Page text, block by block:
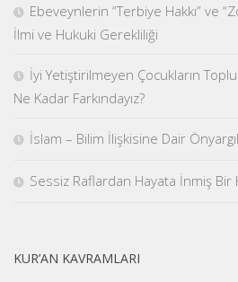
Ebeveynlerin “Terbiye Hakkı” ve
İlmi ve Hukuki Gerekliliği
İyi Yetiştirilmeyen Çocukların
Ne Kadar Farkındayız?
İslam – Bilim İlişkisine Dair
Sessiz Raflardan Hayata İnmiş Bir
KUR’AN KAVRAMLARI